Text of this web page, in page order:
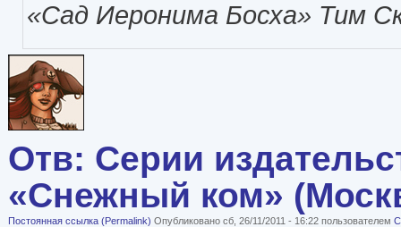
«Сад Иеронима Босха» Тим
Отв: Серии
«Снежный ком»
Постоянная ссылка (Permalink) Опубликовано сб, 26/11/2011 - 16:22 пользователем